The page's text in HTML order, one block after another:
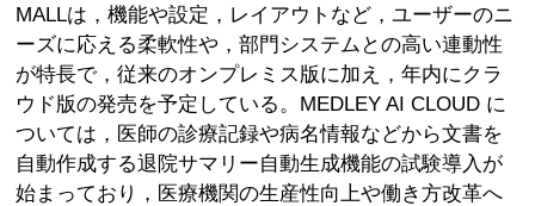
MALLは，機能や設定，レイアウトなど，ユーザーのニ
ーズに応える柔軟性や，部門システムとの高い連動性
が特長で，従来のオンプレミス版に加え，年内にクラ
ウド版の発売を予定している。MEDLEY AI CLOUD に
ついては，医師の診療記録や病名情報などから文書を
自動作成する退院サマリー自動生成機能の試験導入が
始まっており，医療機関の生産性向上や働き方改革へ